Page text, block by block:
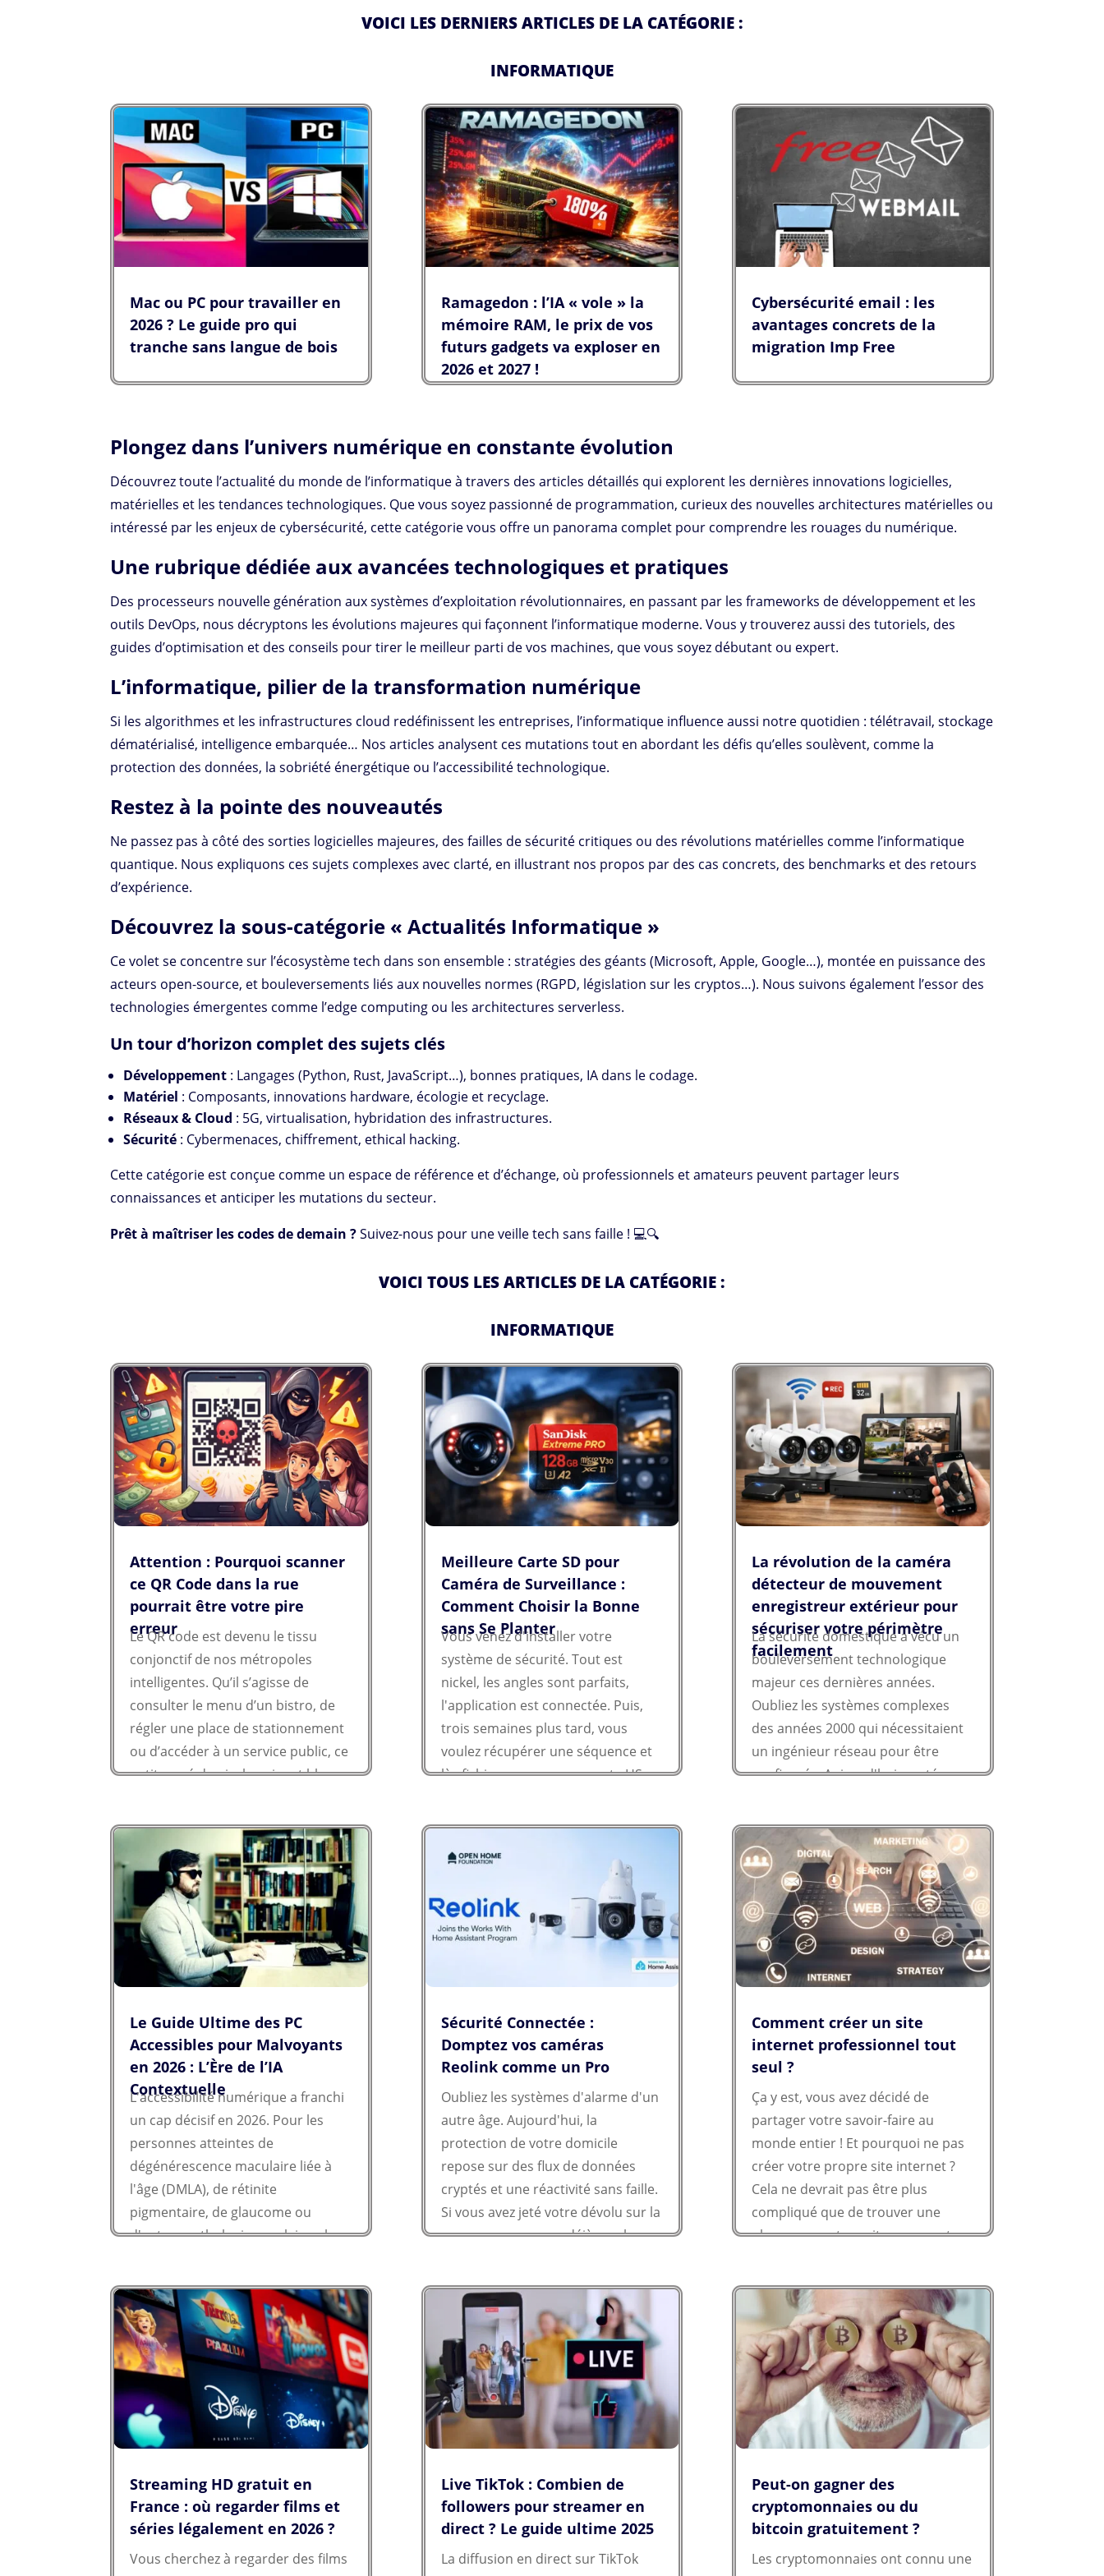
VOICI LES DERNIERS ARTICLES DE LA CATÉGORIE :
INFORMATIQUE
Mac ou PC pour travailler en
2026 ? Le guide pro qui
tranche sans langue de bois
Ramagedon : l’IA « vole » la
mémoire RAM, le prix de vos
futurs gadgets va exploser en
2026 et 2027 !
Cybersécurité email : les
avantages concrets de la
migration Imp Free
Plongez dans l’univers numérique en constante évolution
Découvrez toute l’actualité du monde de l’informatique à travers des articles détaillés qui explorent les dernières innovations logicielles,
matérielles et les tendances technologiques. Que vous soyez passionné de programmation, curieux des nouvelles architectures matérielles ou
intéressé par les enjeux de cybersécurité, cette catégorie vous offre un panorama complet pour comprendre les rouages du numérique.
Une rubrique dédiée aux avancées technologiques et pratiques
Des processeurs nouvelle génération aux systèmes d’exploitation révolutionnaires, en passant par les frameworks de développement et les
outils DevOps, nous décryptons les évolutions majeures qui façonnent l’informatique moderne. Vous y trouverez aussi des tutoriels, des
guides d’optimisation et des conseils pour tirer le meilleur parti de vos machines, que vous soyez débutant ou expert.
L’informatique, pilier de la transformation numérique
Si les algorithmes et les infrastructures cloud redéfinissent les entreprises, l’informatique influence aussi notre quotidien : télétravail, stockage
dématérialisé, intelligence embarquée… Nos articles analysent ces mutations tout en abordant les défis qu’elles soulèvent, comme la
protection des données, la sobriété énergétique ou l’accessibilité technologique.
Restez à la pointe des nouveautés
Ne passez pas à côté des sorties logicielles majeures, des failles de sécurité critiques ou des révolutions matérielles comme l’informatique
quantique. Nous expliquons ces sujets complexes avec clarté, en illustrant nos propos par des cas concrets, des benchmarks et des retours
d’expérience.
Découvrez la sous-catégorie « Actualités Informatique »
Ce volet se concentre sur l’écosystème tech dans son ensemble : stratégies des géants (Microsoft, Apple, Google…), montée en puissance des
acteurs open-source, et bouleversements liés aux nouvelles normes (RGPD, législation sur les cryptos…). Nous suivons également l’essor des
technologies émergentes comme l’edge computing ou les architectures serverless.
Un tour d’horizon complet des sujets clés
Développement : Langages (Python, Rust, JavaScript…), bonnes pratiques, IA dans le codage.
Matériel : Composants, innovations hardware, écologie et recyclage.
Réseaux & Cloud : 5G, virtualisation, hybridation des infrastructures.
Sécurité : Cybermenaces, chiffrement, ethical hacking.
Cette catégorie est conçue comme un espace de référence et d’échange, où professionnels et amateurs peuvent partager leurs
connaissances et anticiper les mutations du secteur.
Prêt à maîtriser les codes de demain ?Suivez-nous pour une veille tech sans faille ! 💻🔍
VOICI TOUS LES ARTICLES DE LA CATÉGORIE :
INFORMATIQUE
Attention : Pourquoi scanner
ce QR Code dans la rue
pourrait être votre pire
erreur
Le QR code est devenu le tissu
conjonctif de nos métropoles
intelligentes. Qu’il s’agisse de
consulter le menu d’un bistro, de
régler une place de stationnement
ou d’accéder à un service public, ce
petit carré de pixels noirs et blancs
Le Guide Ultime des PC
Accessibles pour Malvoyants
en 2026 : L’Ère de l’IA
Contextuelle
L'accessibilité numérique a franchi
un cap décisif en 2026. Pour les
personnes atteintes de
dégénérescence maculaire liée à
l'âge (DMLA), de rétinite
pigmentaire, de glaucome ou
d'autres pathologies oculaires, le
plus à quelques...
Streaming HD gratuit en
France : où regarder films et
séries légalement en 2026 ?
Vous cherchez à regarder des films
Meilleure Carte SD pour
Caméra de Surveillance :
Comment Choisir la Bonne
sans Se Planter
Vous venez d'installer votre
système de sécurité. Tout est
nickel, les angles sont parfaits,
l'application est connectée. Puis,
trois semaines plus tard, vous
voulez récupérer une séquence et
là : fichier corrompu ou carte HS.
veut...
Sécurité Connectée :
Domptez vos caméras
Reolink comme un Pro
Oubliez les systèmes d'alarme d'un
autre âge. Aujourd'hui, la
protection de votre domicile
repose sur des flux de données
cryptés et une réactivité sans faille.
Si vous avez jeté votre dévolu sur la
marque, vous savez déjà que le
Mais...
Live TikTok : Combien de
followers pour streamer en
direct ? Le guide ultime 2025
La diffusion en direct sur TikTok
La révolution de la caméra
détecteur de mouvement
enregistreur extérieur pour
sécuriser votre périmètre
facilement
La sécurité domestique a vécu un
bouleversement technologique
majeur ces dernières années.
Oubliez les systèmes complexes
des années 2000 qui nécessitaient
un ingénieur réseau pour être
configurés. Aujourd'hui, protéger
l'intelligence...
Comment créer un site
internet professionnel tout
seul ?
Ça y est, vous avez décidé de
partager votre savoir-faire au
monde entier ! Et pourquoi ne pas
créer votre propre site internet ?
Cela ne devrait pas être plus
compliqué que de trouver une
place pour votre voiture au centre-
pas ?!...
Peut-on gagner des
cryptomonnaies ou du
bitcoin gratuitement ?
Les cryptomonnaies ont connu une